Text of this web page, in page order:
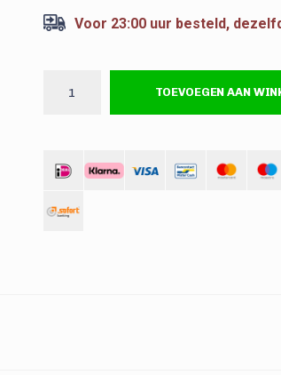
Voor 23:00 uur besteld,
TOEVOEGEN AAN